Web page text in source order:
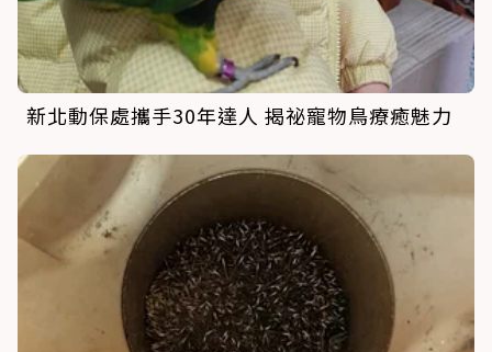
新北動保處攜手30年達人 揭祕寵物鳥療癒魅力